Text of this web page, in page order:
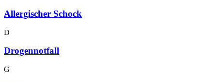
All­er­gi­scher Schock
D
Dro­gen­not­fall
G